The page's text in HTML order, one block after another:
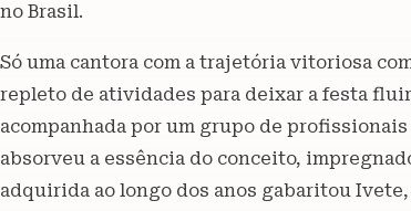
no Brasil.
Só uma cantora com a trajetória vitoriosa
repleto de atividades para deixar a festa
acompanhada por um grupo de
absorveu a essência do conceito,
adquirida ao longo dos anos gabaritou